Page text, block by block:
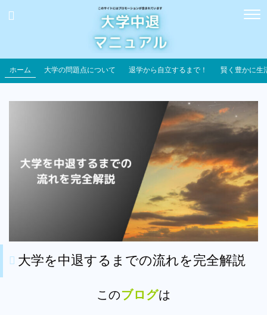
ホーム 大学の問題点について 退学から自立するまで！ 賢く豊かに生
大学を中退するまでの流れを完全解説
このブログは